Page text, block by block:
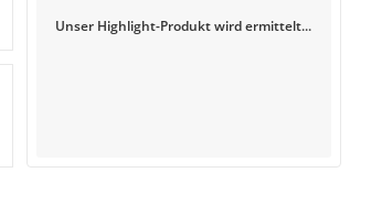
Unser Highlight-Produkt wird ermittelt...